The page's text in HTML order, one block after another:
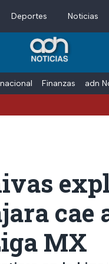
Deportes Noticias
Finanzas adn
cae
MX